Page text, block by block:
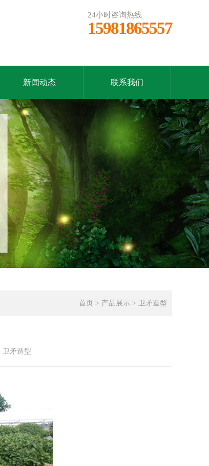
24小时咨询热线
15981865557
新闻动态 联系我们
首页 > 产品展示 > 卫矛造型
卫矛造型